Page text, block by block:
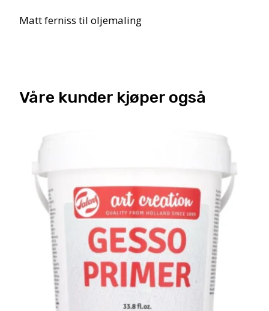
Matt ferniss til oljemaling
Våre kunder kjøper også